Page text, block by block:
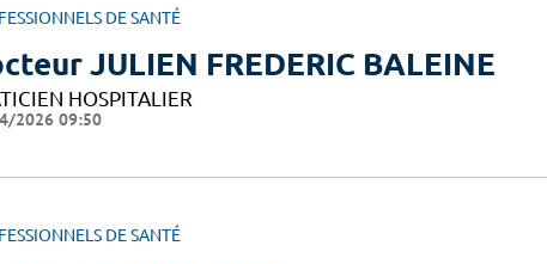
DE SANTÉ
JULIEN FREDERIC BALEINE
HOSPITALIER
2026 09:50
DE SANTÉ